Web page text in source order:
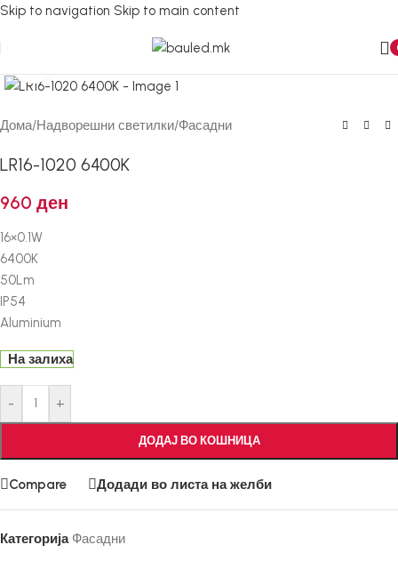
Skip to navigation Skip to main content
Дома/Надворешни светилки/Фасадни
LR16-1020 6400K
960 ден
16×0.1W
6400K
50Lm
IP54
Aluminium
На залиха
- +
ДОДАЈ ВО КОШНИЦА
Compare Додади во листа на желби
Категорија Фасадни